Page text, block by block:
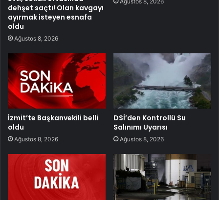
dehşet saçtı! Olan kavgayı
ayırmak isteyen esnafa
oldu
Ağustos 8, 2026
İzmit’te Başkanvekili belli
oldu
Ağustos 8, 2026
DSİ’den Kontrollü Su
Salınımı Uyarısı
Ağustos 8, 2026